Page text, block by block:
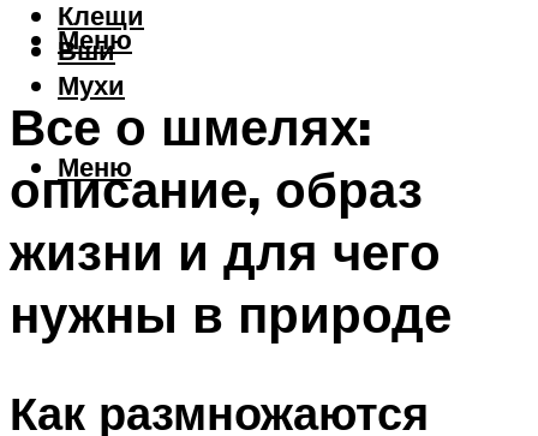
Клещи
Вши
Мухи
Меню
Меню
Все о шмелях:
описание, образ
жизни и для чего
нужны в природе
Как размножаются